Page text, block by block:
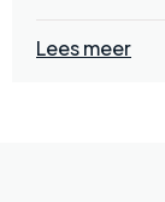
Lees meer